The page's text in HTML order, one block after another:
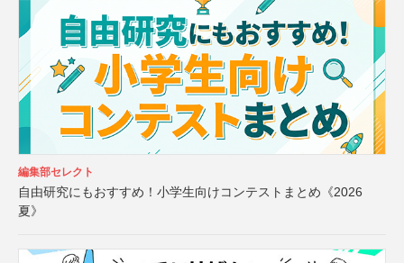
編集部セレクト
自由研究にもおすすめ！小学生向けコンテストまとめ《2026
夏》